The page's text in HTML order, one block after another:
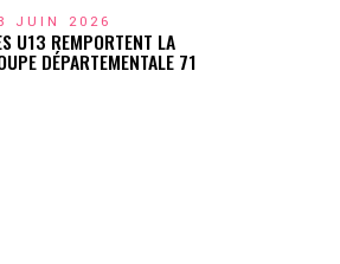
JUIN 2026
U13 REMPORTENT LA
DÉPARTEMENTALE 71